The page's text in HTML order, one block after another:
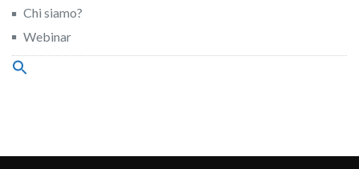
Chi siamo?
Webinar
Search